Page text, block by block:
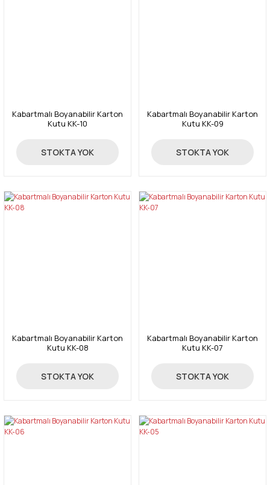
Kabartmalı Boyanabilir Karton
Kutu KK-10
45,00 TL
STOKTA YOK
Kabartmalı Boyanabilir Karton
Kutu KK-09
47,00 TL
STOKTA YOK
Kabartmalı Boyanabilir Karton
Kutu KK-08
45,00 TL
STOKTA YOK
Kabartmalı Boyanabilir Karton
Kutu KK-07
47,00 TL
STOKTA YOK